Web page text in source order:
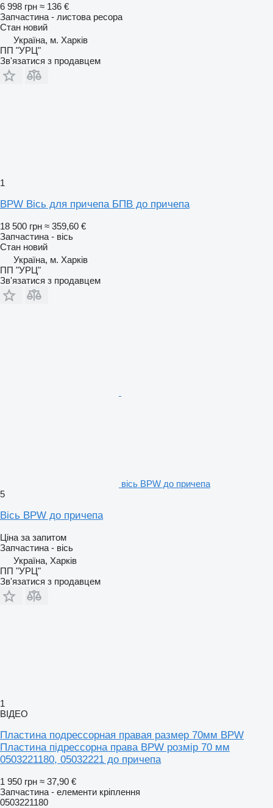
6 998 грн ≈ 136 €
Запчастина - листова ресора
Стан новий
Україна, м. Харків
ПП "УРЦ"
Зв'язатися з продавцем
1
BPW Вісь для причепа БПВ до причепа
18 500 грн ≈ 359,60 €
Запчастина - вісь
Стан новий
Україна, м. Харків
ПП "УРЦ"
Зв'язатися з продавцем
вісь BPW до причепа
5
Вісь BPW до причепа
Ціна за запитом
Запчастина - вісь
Україна, Харків
ПП "УРЦ"
Зв'язатися з продавцем
1
ВІДЕО
Пластина подрессорная правая размер 70мм BPW
Пластина підрессорна права BPW розмір 70 мм
0503221180, 05032221 до причепа
1 950 грн ≈ 37,90 €
Запчастина - елементи кріплення
0503221180